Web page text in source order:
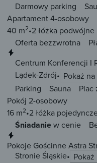
Darmowy parking
Apartament 4-osobowy
40 m2 2 łóżka podwójne
Oferta bezzwrotna
Centrum Konferencji I
Lądek-Zdrój
Pokaż
Parking Sauna Plac
Pokój 2-osobowy
16 m2 2 łóżka
Śniadaniew cenie
Pokoje Gościnne Astra
Stronie Śląskie